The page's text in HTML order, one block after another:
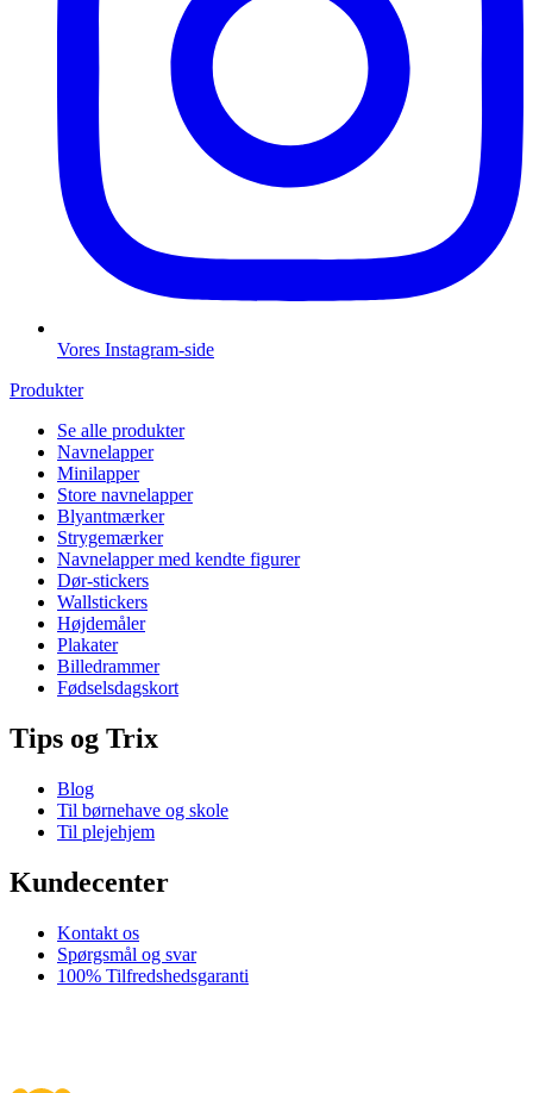
Vores Instagram-side
Produkter
Se alle produkter
Navnelapper
Minilapper
Store navnelapper
Blyantmærker
Strygemærker
Navnelapper med kendte figurer
Dør-stickers
Wallstickers
Højdemåler
Plakater
Billedrammer
Fødselsdagskort
Tips og Trix
Blog
Til børnehave og skole
Til plejehjem
Kundecenter
Kontakt os
Spørgsmål og svar
100% Tilfredshedsgaranti